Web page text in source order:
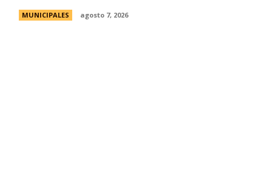
MUNICIPALES agosto 7, 2026